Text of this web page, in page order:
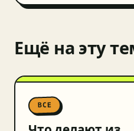
Ещё на эту
ВСЕ